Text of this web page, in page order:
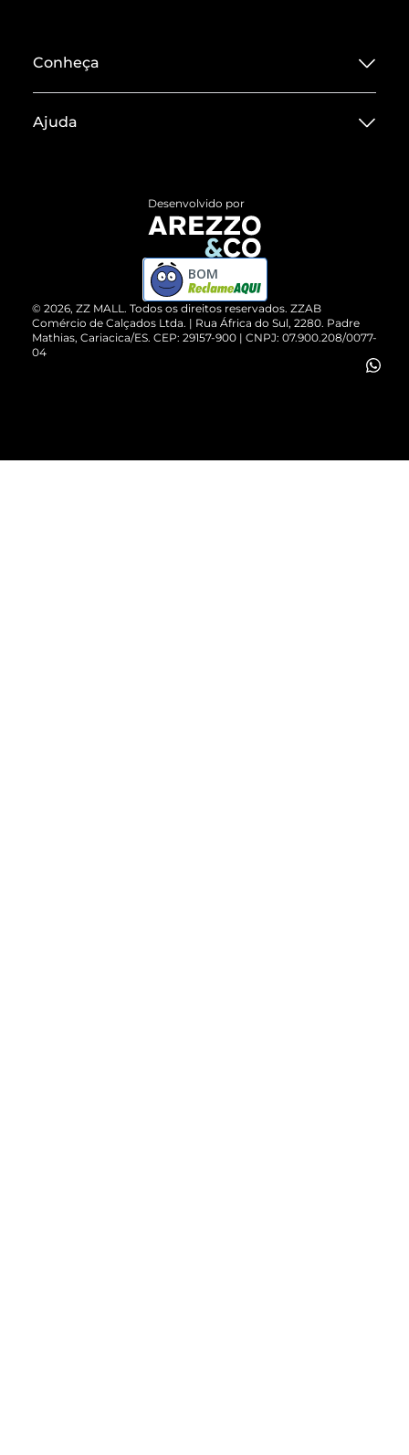
Conheça
Termos de Uso
ZZ MALL é confiável
Cartão Presente
Vendas Corporativas
Ajuda
Devolução do Produto
Compre pelo WhatsApp
© 2026, ZZ MALL. Todos os direitos reservados. ZZAB
Comércio de Calçados Ltda. | Rua África do Sul, 2280. Padre
Mathias, Cariacica/ES. CEP: 29157-900 | CNPJ: 07.900.208/0077-
04
Desenvolvido por
BOM